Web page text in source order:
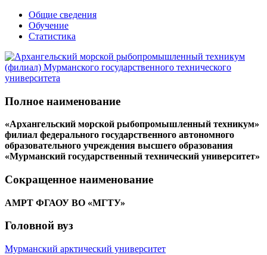
Общие сведения
Обучение
Статистика
Полное наименование
«Архангельский морской рыбопромышленный техникум»
филиал федерального государственного автономного
образовательного учреждения высшего образования
«Мурманский государственный технический университет»
Сокращенное наименование
АМРТ ФГАОУ ВО «МГТУ»
Головной вуз
Мурманский арктический университет